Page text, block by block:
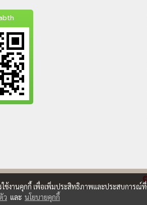
ใช้งานคุกกี้ เพื่อเพิ่มประสิทธิภาพและประสบการณ์
ว และ นโยบายคุกกี้